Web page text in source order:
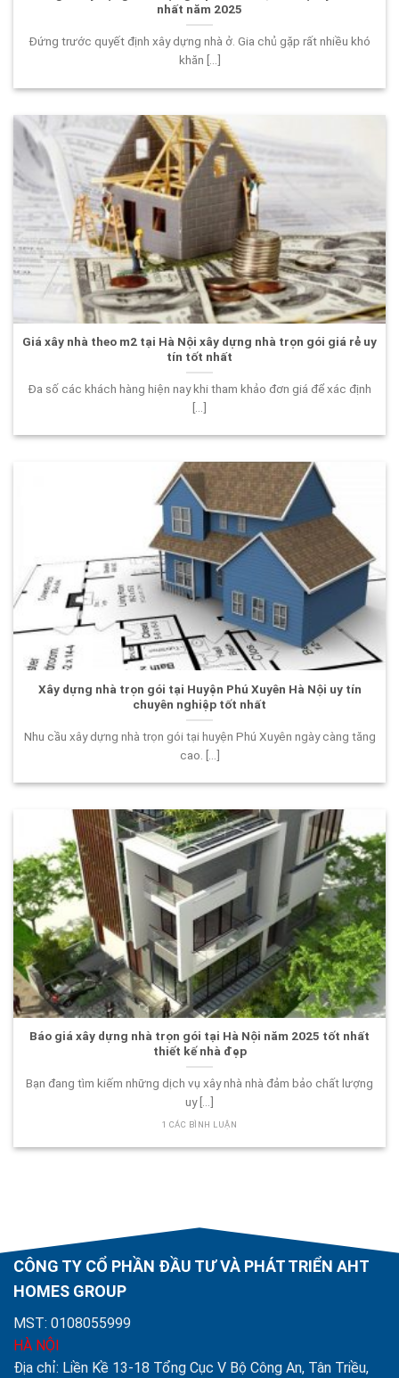
nhất năm 2025
Đứng trước quyết định xây dựng nhà ở. Gia chủ gặp rất nhiều khó
khăn [...]
Giá xây nhà theo m2 tại Hà Nội xây dựng nhà trọn gói giá rẻ uy
tín tốt nhất
Đa số các khách hàng hiện nay khi tham khảo đơn giá để xác định
[...]
Xây dựng nhà trọn gói tại Huyện Phú Xuyên Hà Nội uy tín
chuyên nghiệp tốt nhất
Nhu cầu xây dựng nhà trọn gói tại huyện Phú Xuyên ngày càng tăng
cao. [...]
Báo giá xây dựng nhà trọn gói tại Hà Nội năm 2025 tốt nhất
thiết kế nhà đẹp
Bạn đang tìm kiếm những dịch vụ xây nhà nhà đảm bảo chất lượng
uy [...]
1 CÁC BÌNH LUẬN
CÔNG TY CỔ PHẦN ĐẦU TƯ VÀ PHÁT TRIỂN AHT
HOMES GROUP
MST: 0108055999
HÀ NỘI
Địa chỉ: Liền Kề 13-18 Tổng Cục V Bộ Công An, Tân Triều,